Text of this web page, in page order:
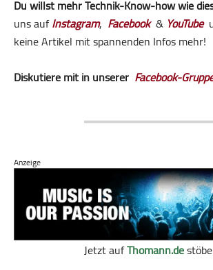
Du willst mehr Technik-Know-how wie
uns aufInstagram, Facebook& YouTube
keine Artikel mit spannenden Infos mehr!
Diskutiere mit in unserer Facebook-
Anzeige
Jetzt aufThomann.de